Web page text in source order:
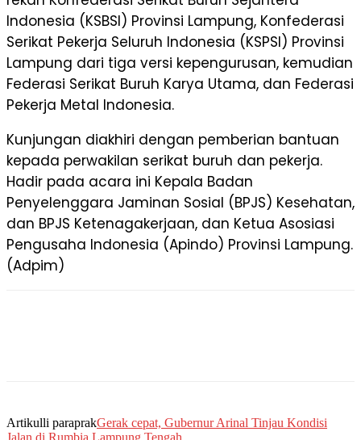
Indonesia (KSBSI) Provinsi Lampung, Konfederasi
Serikat Pekerja Seluruh Indonesia (KSPSI) Provinsi
Lampung dari tiga versi kepengurusan, kemudian
Federasi Serikat Buruh Karya Utama, dan Federasi
Pekerja Metal Indonesia.
Kunjungan diakhiri dengan pemberian bantuan
kepada perwakilan serikat buruh dan pekerja.
Hadir pada acara ini Kepala Badan
Penyelenggara Jaminan Sosial (BPJS) Kesehatan,
dan BPJS Ketenagakerjaan, dan Ketua Asosiasi
Pengusaha Indonesia (Apindo) Provinsi Lampung.
(Adpim)
Artikulli paraprakGerak cepat, Gubernur Arinal Tinjau Kondisi